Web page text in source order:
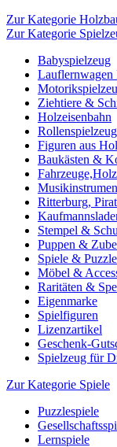
Zur Kategorie
Zur Kategorie
Babyspielzeug
Lauflernwagen
Ziehtiere &
Holzeisenbahn
Rollenspielzeug
Figuren aus
Baukästen &
Ritterburg,
Stempel &
Puppen &
Spiele & Puzzle
Möbel &
Raritäten &
Eigenmarke
Spielfiguren
Lizenzartikel
Geschenk-
Spielzeug für
Zur Kategorie Spiele
Puzzlespiele
Lernspiele